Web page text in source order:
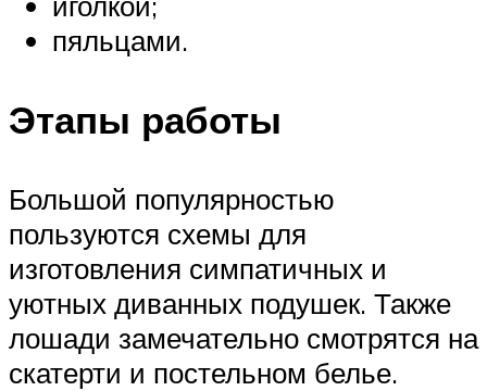
пяльцами.
Этапы работы
Большой популярностью
пользуются схемы для
изготовления симпатичных и
уютных диванных подушек. Также
лошади замечательно смотрятся на
скатерти и постельном белье.